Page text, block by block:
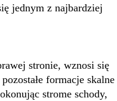
jednym z najbardziej
stronie, wznosi się
formacje skalne
strome schody,